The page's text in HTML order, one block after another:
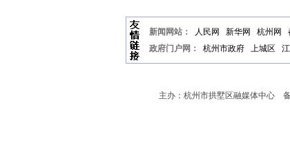
新闻网站： 人民网 新华网 杭州网
政府门户网：
杭州市政府 上城区
主办：杭州市拱墅区融媒体中心 备